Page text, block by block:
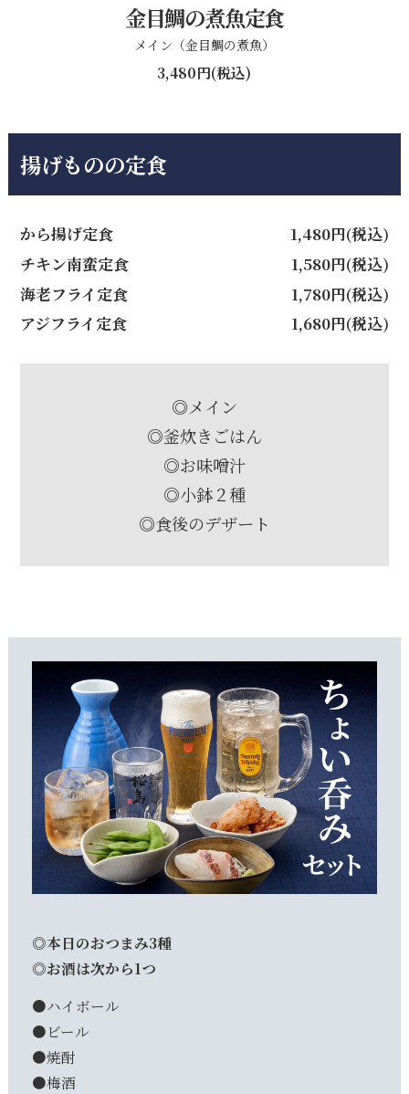
金目鯛の煮魚定食
メイン（金目鯛の煮魚）
3,480円(税込)
揚げものの定食
から揚げ定食
1,480円(税込)
チキン南蛮定食
1,580円(税込)
海老フライ定食
1,780円(税込)
アジフライ定食
1,680円(税込)
◎メイン
◎釜炊きごはん
◎お味噌汁
◎小鉢２種
◎食後のデザート
◎本日のおつまみ3種
◎お酒は次から1つ
●ハイボール
●ビール
●焼酎
●梅酒